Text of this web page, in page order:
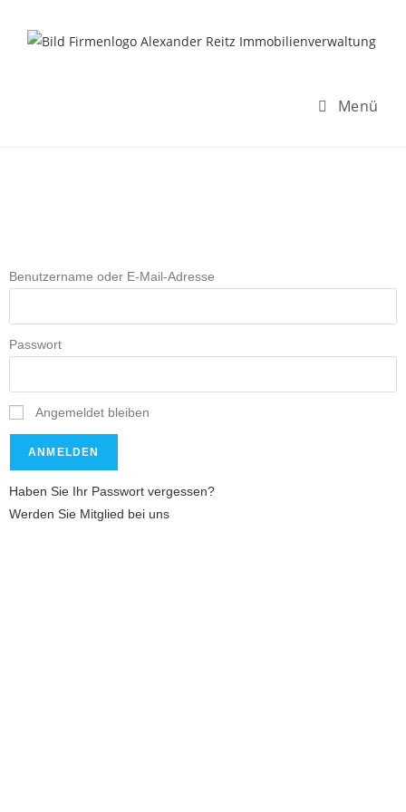
Menü
Benutzername oder E-Mail-Adresse
Passwort
Angemeldet bleiben
Haben Sie Ihr Passwort vergessen?
Werden Sie Mitglied bei uns